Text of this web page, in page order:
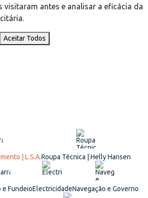
visitaram antes e analisar a eficácia da
Aceitar Todos
| L.S.A.Roupa Técnica | Helly Hansen
e FundeioElectricidadeNavegação e Governo